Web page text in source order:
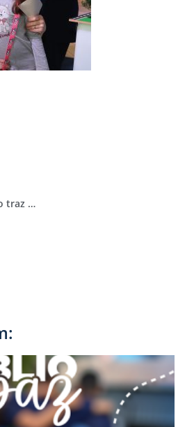
Feira do Conhecimento traz soluções inteligentes e grandes reflexões sobre os ODS